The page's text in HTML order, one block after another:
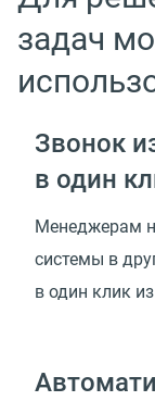
задач
Звонок
в один
Менеджерам
системы в
в один клик